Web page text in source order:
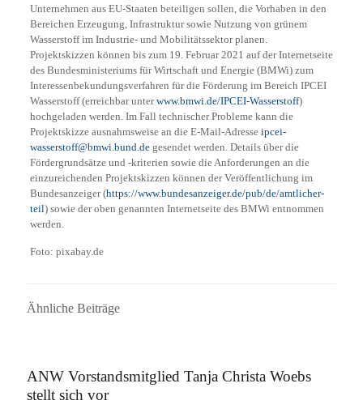
Unternehmen aus EU-Staaten beteiligen sollen, die Vorhaben in den
Bereichen Erzeugung, Infrastruktur sowie Nutzung von grünem
Wasserstoff im Industrie- und Mobilitätssektor planen.
Projektskizzen können bis zum 19. Februar 2021 auf der Internetseite
des Bundesministeriums für Wirtschaft und Energie (BMWi) zum
Interessenbekundungsverfahren für die Förderung im Bereich IPCEI
Wasserstoff (erreichbar unterwww.bmwi.de/IPCEI-Wasserstoff)
hochgeladen werden. Im Fall technischer Probleme kann die
Projektskizze ausnahmsweise an die E-Mail-Adresse ipcei-
wasserstoff@bmwi.bund.degesendet werden. Details über die
Fördergrundsätze und -kriterien sowie die Anforderungen an die
einzureichenden Projektskizzen können der Veröffentlichung im
Bundesanzeiger (https://www.bundesanzeiger.de/pub/de/amtlicher-
teil) sowie der oben genannten Internetseite des BMWi entnommen
werden.
Foto: pixabay.de
Ähnliche Beiträge
ANW Vorstandsmitglied Tanja Christa Woebs
stellt sich vor